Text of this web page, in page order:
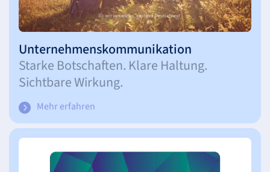
Unternehmenskommunikation
Starke Botschaften. Klare Haltung.
Sichtbare Wirkung.
Mehr erfahren